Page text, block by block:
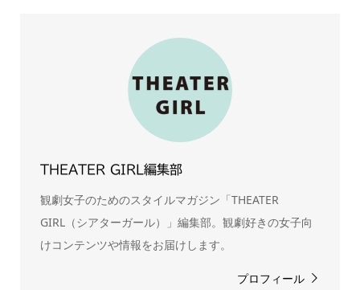
THEATER GIRL編集部
観劇女子のためのスタイルマガジン「THEATER
GIRL（シアターガール）」編集部。観劇好きの女子向
けコンテンツや情報をお届けします。
プロフィール